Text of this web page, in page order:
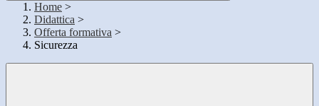
Home >
Didattica >
Offerta formativa >
Sicurezza